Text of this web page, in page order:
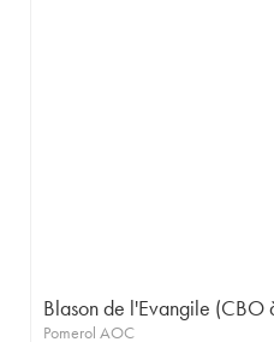
Blason de l'Evangile (CBO
Pomerol AOC